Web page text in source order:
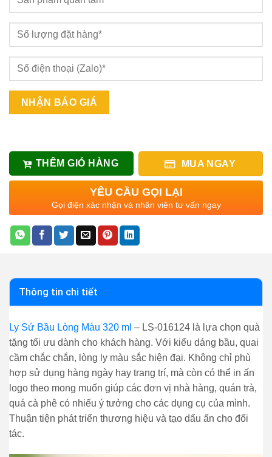
THÊM GIỎ HÀNG MUA NGAY
YÊU CẦU GỌI LẠI
Gọi điện xác nhận và nhân viên tư vấn ngay
Thông tin chi tiết
Ly Sứ Bầu Lòng Màu 320 ml – LS-016124 là lựa chọn quà
tặng tối ưu dành cho khách hàng. Với kiểu dáng bầu, quai
cầm chắc chắn, lòng ly màu sắc hiện đại. Không chỉ phù
hợp sử dụng hàng ngày hay trang trí, mà còn có thể in ấn
logo theo mong muốn giúp các đơn vị nhà hàng, quán trà,
quá cà phê có nhiểu ý tưởng cho các dụng cụ của mình.
Thuận tiện phát triển thương hiệu và tạo dấu ấn cho đối
tác.